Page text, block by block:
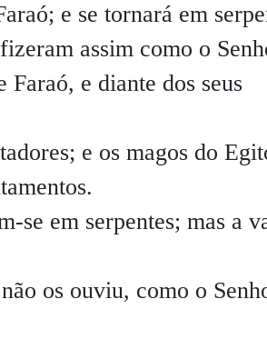
e se tornará em
assim como o
e diante dos seus
e os magos do
se em serpentes; mas a
os ouviu, como o